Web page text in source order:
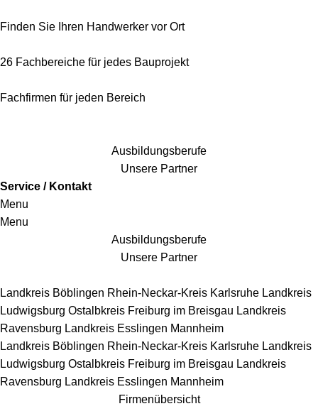
Finden Sie Ihren Handwerker vor Ort
26 Fachbereiche für jedes Bauprojekt
Fachfirmen für jeden Bereich
Ausbildungsberufe
Unsere Partner
Service / Kontakt
Menu
Menu
Ausbildungsberufe
Unsere Partner
Landkreis Böblingen Rhein-Neckar-Kreis Karlsruhe Landkreis
Ludwigsburg Ostalbkreis Freiburg im Breisgau Landkreis
Ravensburg Landkreis Esslingen Mannheim
Landkreis Böblingen Rhein-Neckar-Kreis Karlsruhe Landkreis
Ludwigsburg Ostalbkreis Freiburg im Breisgau Landkreis
Ravensburg Landkreis Esslingen Mannheim
Firmenübersicht